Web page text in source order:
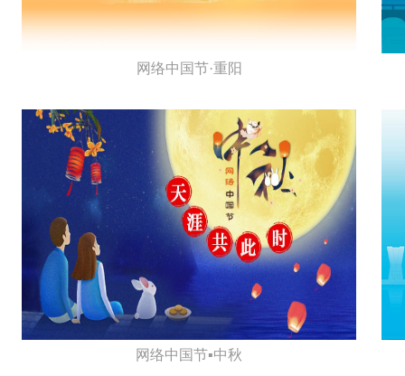
网络中国节·重阳
网络中国节▪中秋